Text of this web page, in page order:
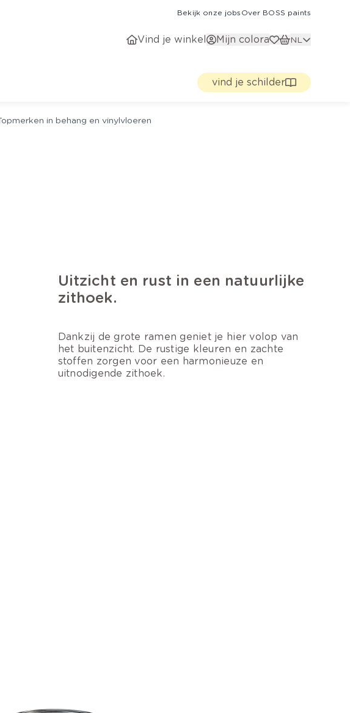
Bekijk onze jobs Over BOSS paints
Vind je winkel Mijn colora NL
vind je schilder
in behang en vinylvloeren
Uitzicht en rust in een natuurlijke
zithoek.
Dankzij de grote ramen geniet je hier volop van
het buitenzicht. De rustige kleuren en zachte
stoffen zorgen voor een harmonieuze en
uitnodigende zithoek.